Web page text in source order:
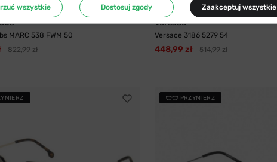
24H
MARC 538 FWM 50
822,99 zł
-13% WYSYŁKA 24H
Versace
Versace 3186 5279 54
448,99 zł 514,99 zł
PRZYMIERZ
wszystkie Dostosuj zgody Zaakceptuj wszystkie